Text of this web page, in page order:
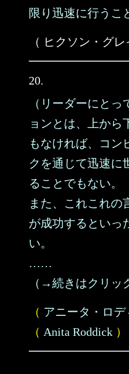
限り迅速に行うこ
（ ヒクソン・グレ
20.
（リーダーにと
ョンとは、上から
もなければ、コン
クを通じて迅速に
ることでもない。
また、これこれの
が成功するといっ
い。
……
（→続きはクリッ
（ アニータ・ロデ
（ Anita Roddick ）